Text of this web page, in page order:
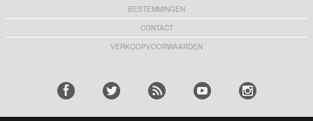
BESTEMMINGEN
CONTACT
VERKOOPVOORWAARDEN